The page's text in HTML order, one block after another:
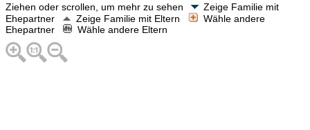
Ziehen oder scrollen, um mehr zu sehen
Zeige Familie mit
Ehepartner
Zeige Familie mit Eltern
Wähle andere
Ehepartner
Wähle andere Eltern